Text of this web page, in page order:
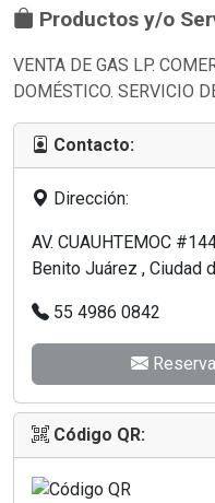
Productos y/o
VENTA DE GAS LP.
DOMÉSTICO. SERVICIO
Contacto:
Dirección:
AV. CUAUHTEMOC
Benito Juárez , Ciudad
55 4986 0842
Código QR: